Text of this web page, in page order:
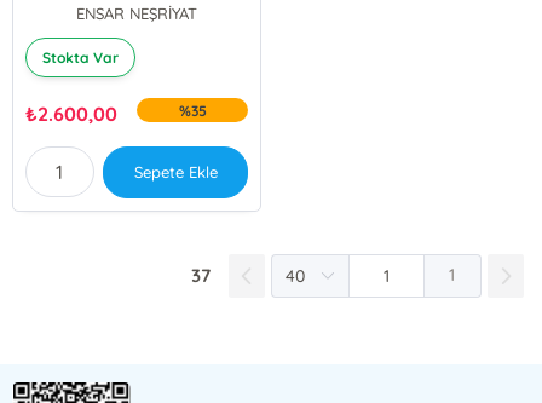
ENSAR NEŞRİYAT
Stokta Var
₺2.600,00 %35
Sepete Ekle
37 1